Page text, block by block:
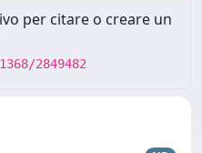
per citare o creare un
2849482